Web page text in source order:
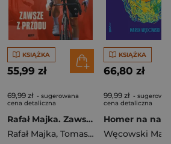
KSIĄŻKA
55,99 zł
69,99 zł - sugerowana
cena detaliczna
Rafał Majka. Zawsze z przodu. Rozmawia Tomasz Kalemba - książka z autografem
Rafał Majka, Tomasz Kalemba
KSIĄŻKA
66,80 zł
99,99 zł -
cena detaliczna
Węcowski